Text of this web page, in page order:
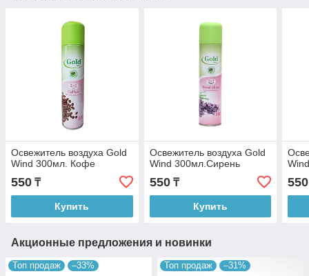
Освежитель воздуха Gold
Wind 300мл. Кофе
550 ₸
Купить
Освежитель воздуха Gold
Wind 300мл.Сирень
550₸
Купить
550
Акционные предложения и новинки
Топ продаж –33% Топ продаж –31%